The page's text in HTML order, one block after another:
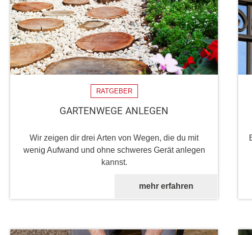
RATGEBER
GARTENWEGE ANLEGEN
Wir zeigen dir drei Arten von Wegen, die du mit
wenig Aufwand und ohne schweres Gerät anlegen
kannst.
mehr erfahren